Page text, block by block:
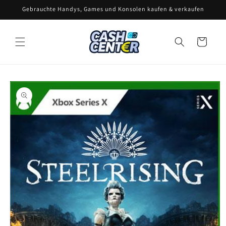
zum
Inhalt
Gebrauchte Handys, Games und Konsolen kaufen & verkaufen
Warenkorb